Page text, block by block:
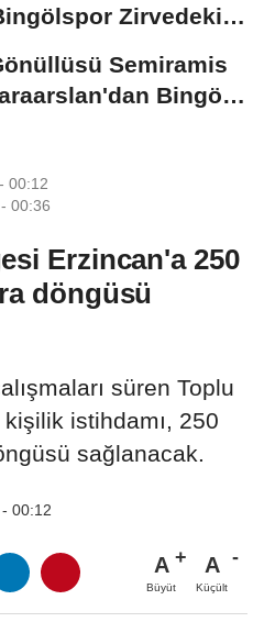
Zirvedeki
Semiramis
Bingöl
00:12
00:36
Erzincan'a 250
döngüsü
süren Toplu
istihdamı, 250
sağlanacak.
00:12
A
Büyüt
A
Küçült